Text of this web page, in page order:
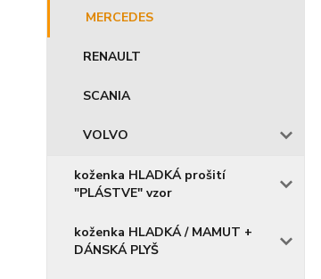
MERCEDES
RENAULT
SCANIA
VOLVO
koženka HLADKÁ prošití
"PLÁSTVE" vzor
koženka HLADKÁ / MAMUT +
DÁNSKÁ PLYŠ